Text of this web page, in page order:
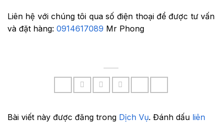
Liên hệ với chúng tôi qua số điện thoại để được tư vấn
và đặt hàng: 0914617089 Mr Phong
Bài viết này được đăng trong Dịch Vụ. Đánh dấu liên